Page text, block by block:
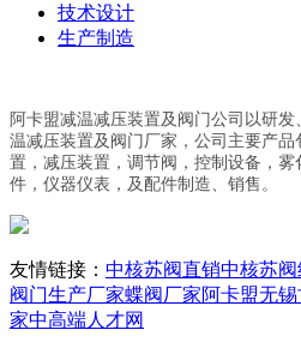
技术设计
生产制造
阿卡盟减温减压装置及阀门公司以研
温减压装置及阀门厂家，公司主要产
置，减压装置，调节阀，控制设备，
件，仪器仪表，及配件制造、销售。
友情链接： 中核苏阀直销中核苏阀
阀门生产厂家蝶阀厂家阿卡盟无锡
家中高端人才网